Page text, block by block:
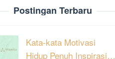
Postingan Terbaru
Kata-kata Motivasi
Hidup Penuh Inspirasi…